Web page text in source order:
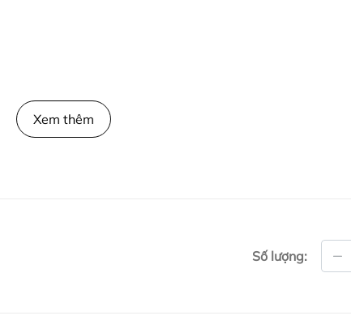
thể điều chỉnh độ dốc dễ dàng.
Xem thêm
Số lượng: